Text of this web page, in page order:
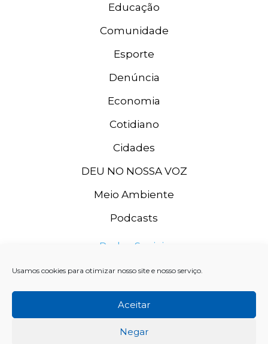
Usamos cookies para otimizar nosso site e nosso serviço.
Aceitar
Negar
Educação
Comunidade
Esporte
Denúncia
Economia
Cotidiano
Cidades
DEU NO NOSSA VOZ
Meio Ambiente
Podcasts
Redes Sociais